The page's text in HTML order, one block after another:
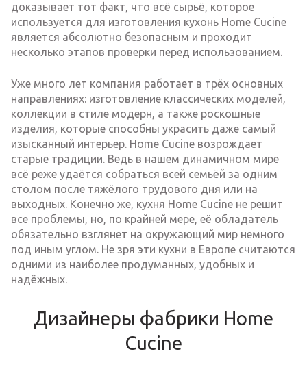
доказывает тот факт, что всё сырьё, которое
используется для изготовления кухонь Home Сucine
является абсолютно безопасным и проходит
несколько этапов проверки перед использованием.
Уже много лет компания работает в трёх основных
направлениях: изготовление классических моделей,
коллекции в стиле модерн, а также роскошные
изделия, которые способны украсить даже самый
изысканный интерьер. Home Cucine возрождает
старые традиции. Ведь в нашем динамичном мире
всё реже удаётся собраться всей семьёй за одним
столом после тяжёлого трудового дня или на
выходных. Конечно же, кухня Home Cucine не решит
все проблемы, но, по крайней мере, её обладатель
обязательно взглянет на окружающий мир немного
под иным углом. Не зря эти кухни в Европе считаются
одними из наиболее продуманных, удобных и
надёжных.
Дизайнеры фабрики Home
Cucine